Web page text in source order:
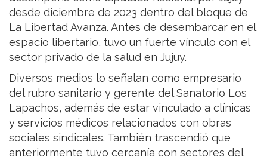
desde diciembre de 2023 dentro del bloque de
La Libertad Avanza. Antes de desembarcar en el
espacio libertario, tuvo un fuerte vínculo con el
sector privado de la salud en Jujuy.
Diversos medios lo señalan como empresario
del rubro sanitario y gerente del Sanatorio Los
Lapachos, además de estar vinculado a clínicas
y servicios médicos relacionados con obras
sociales sindicales. También trascendió que
anteriormente tuvo cercanía con sectores del